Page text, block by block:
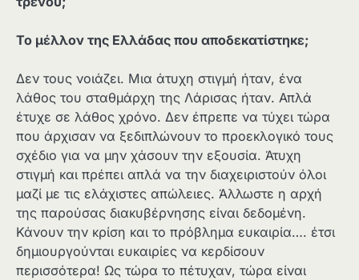
Το μέλλον της Ελλάδας που αποδεκατίστηκε;
Δεν τους νοιάζει. Μια άτυχη στιγμή ήταν, ένα
λάθος του σταθμάρχη της Λάρισας ήταν. Απλά
έτυχε σε λάθος χρόνο. Δεν έπρεπε να τύχει τώρα
που άρχισαν να ξεδιπλώνουν το προεκλογικό τους
σχέδιο για να μην χάσουν την εξουσία. Άτυχη
στιγμή και πρέπει απλά να την διαχειριστούν όλοι
μαζί με τις ελάχιστες απώλειες. Άλλωστε η αρχή
της παρούσας διακυβέρνησης είναι δεδομένη.
Κάνουν την κρίση και το πρόβλημα ευκαιρία…. έτσι
δημιουργούνται ευκαιρίες να κερδίσουν
περισσότερα! Ως τώρα το πέτυχαν, τώρα είναι